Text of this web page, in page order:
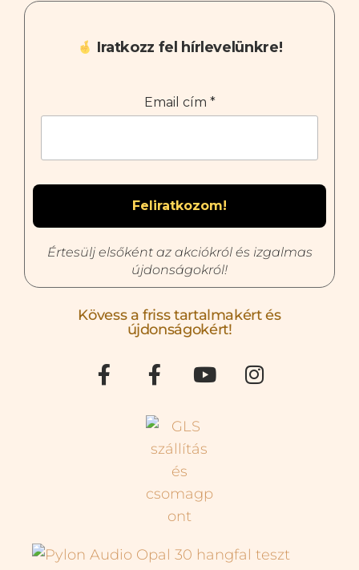
Iratkozz fel hírlevelünkre!
Email cím *
Értesülj elsőként az akciókról és izgalmas
újdonságokról!
Kövess a friss tartalmakért és
újdonságokért!